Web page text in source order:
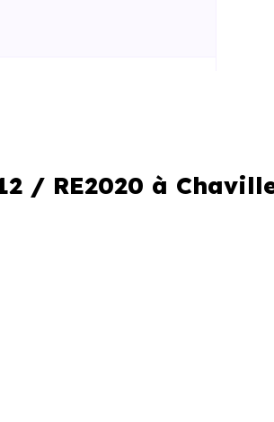
locale
C’est aussi comprendre les
ne se valent pas, et les
et de conception.
/ RE2020 à